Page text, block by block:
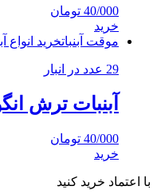
40/000 تومان
خرید
موقت آبنباتخرید انواع
29 عدد در انبار
آبنبات ترش
40/000 تومان
خرید
با اعتماد خرید کنید